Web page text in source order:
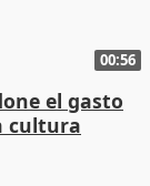
00:56
el gasto
cultura